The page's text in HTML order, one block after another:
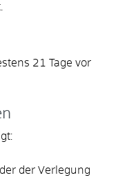
21 Tage vor
der Verlegung